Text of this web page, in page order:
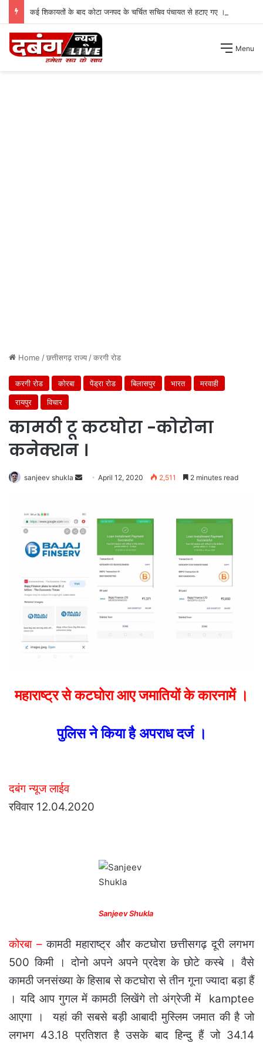
कई शिकायतों के बाद कोटा जनपद के चर्चित सचिव पंचायत से हटाए गए ।
Menu
Home /छत्तीसगढ़ राज्य/करगी रोड
करगी रोड कोरबा पेंड्रा रोड बिलासपुर भारत
मरवाही
रायपुर
विचार
कामठी टू कटघोरा -कोरोना
कनेक्शन ।
sanjeev shukla
SendApril 12, 2020 2,511 2 minutes read
महाराष्ट्र से कटघोरा आए जमातियों के कारनामें ।
पुलिस ने किया है अपराध दर्ज ।
दबंग न्यूज लाईव
रविवार 12.04.2020
Sanjeev Shukla
कोरबा –कामठी महाराष्ट्र और कटघोरा छत्तीसगढ़ दूरी लगभग
500 किमी । दोनो अपने अपने प्रदेश के छोटे कस्बे । वैसे
कामठी जनसंख्या के हिसाब से कटघोरा से तीन गूना ज्यादा बड़ा हैं
। यदि आप गुगल में कामठी लिखेंगे तो अंग्रेजी में kamptee
आएगा । यहां की सबसे बड़ी आबादी मुस्लिम जमात की है जो
लगभग 43.18 प्रतिशत है उसके बाद हिन्दु हैं जो 34.14